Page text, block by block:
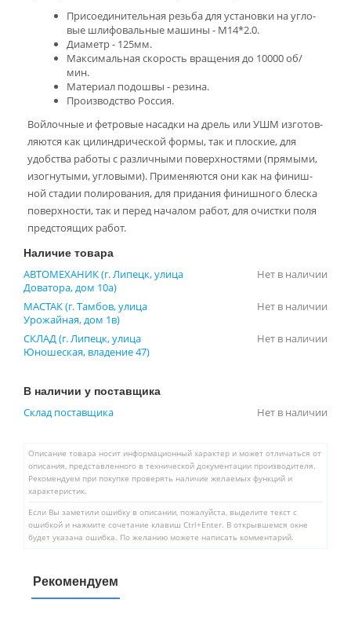
При­со­еди­ни­тель­ная резь­ба для уста­нов­ки на уг­ло­
вые шли­фо­валь­ные ма­ши­ны - М14*2.0.
Диа­метр - 125мм.
Мак­си­маль­ная ско­ро­сть вра­ще­ния до 10000 об/​
мин.
Ма­те­ри­ал по­дош­вы - ре­зи­на.
Про­из­вод­ство Рос­сия.
Вой­лоч­ные и фет­ро­вые на­сад­ки на дрель или УШМ из­го­тов­
ля­ют­ся как ци­лин­дри­че­ской фор­мы, так и плос­кие, для
удоб­ства ра­бо­ты с раз­лич­ны­ми по­верх­но­стя­ми (пря­мы­ми,
изо­гну­ты­ми, уг­ло­вы­ми). При­ме­ня­ют­ся они как на фи­ниш­
ной ста­дии по­ли­ро­ва­ния, для при­да­ния фи­ниш­но­го блес­ка
по­верх­но­сти, так и пе­ред на­ча­лом ра­бот, для очист­ки поля
пред­сто­я­щих ра­бот.
Наличие товара
АВТОМЕХАНИК (г. Липецк, улица
Доватора, дом 10а)
Нет в наличии
МАСТАК (г. Тамбов, улица
Урожайная, дом 1в)
Нет в наличии
СКЛАД (г. Липецк, улица
Юношеская, владение 47)
Нет в наличии
В наличии у поставщика
Склад поставщика Нет в наличии
Описание товара носит информационный характер и может отличаться от
описания, представленного в технической документации производителя.
Рекомендуем при покупке проверять наличие желаемых функций и
характеристик.
Если Вы заметили ошибку в описании, пожалуйста, выделите текст с
ошибкой и нажмите сочетание клавиш Ctrl+Enter. В открывшемся окне
будет указана ошибка. По желанию можете написать комментарий.
Рекомендуем